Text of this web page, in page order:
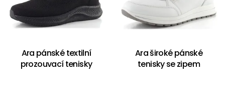
Ara pánské textilní
prozouvací tenisky
Ara široké pánské
tenisky se zipem